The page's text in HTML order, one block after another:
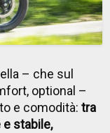
– che sul
optional –
e comodità:tra
e stabile,